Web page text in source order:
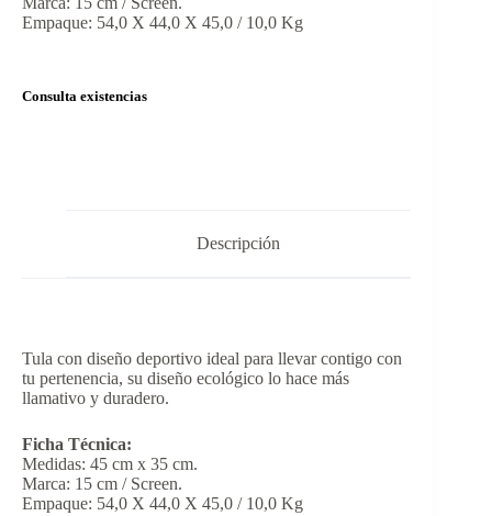
Empaque: 54,0 X 44,0 X 45,0 / 10,0 Kg
Consulta existencias
Descripción
Tula con diseño deportivo ideal para llevar contigo con
tu pertenencia, su diseño ecológico lo hace más
llamativo y duradero.
Ficha Técnica:
Medidas: 45 cm x 35 cm.
Marca: 15 cm / Screen.
Empaque: 54,0 X 44,0 X 45,0 / 10,0 Kg